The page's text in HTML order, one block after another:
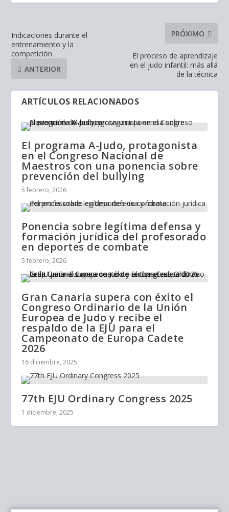
Indicaciones durante el
entrenamiento y la
competición
ANTERIOR
PRÓXIMO
El proceso de aprendizaje
en el judo infantil: más allá
de la técnica
ARTÍCULOS RELACIONADOS
El programa A-Judo, protagonista
en el Congreso Nacional de
Maestros con una ponencia sobre
prevención del bullying
5 febrero, 2026
Ponencia sobre legítima defensa y
formación jurídica del profesorado
en deportes de combate
5 febrero, 2026
Gran Canaria supera con éxito el
Congreso Ordinario de la Unión
Europea de Judo y recibe el
respaldo de la EJU para el
Campeonato de Europa Cadete
2026
16 diciembre, 2025
77th EJU Ordinary Congress 2025
1 diciembre, 2025